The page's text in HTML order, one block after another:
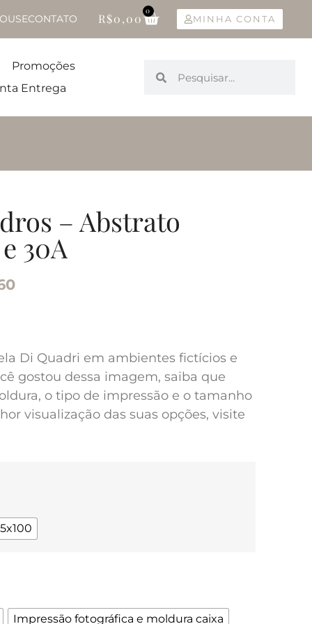
CONTATO R$0,00
0
MINHA CONTA
Promoções
Entrega
– Abstrato
30A
Di Quadri em ambientes fictícios e
gostou dessa imagem, saiba que
o tipo de impressão e o tamanho
visualização das suas opções, visite
Impressão fotográfica e moldura caixa